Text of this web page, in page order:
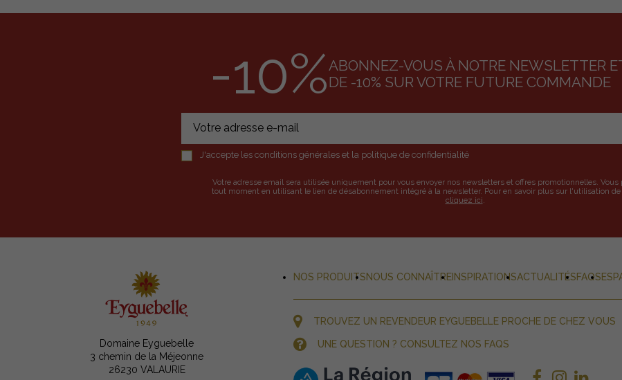
-10%ABONNEZ-VOUS À NOTRE NEWSLETTER
DE -10% SUR VOTRE FUTURE COMMANDE
J'accepte les conditions générales et la politique de confidentialité
Votre adresse email sera utilisée uniquement pour vous envoyer nos newsletters et offres promotionnelles. Vous
tout moment en utilisant le lien de désabonnement intégré à la newsletter. Pour en savoir plus sur l'utilisation de
cliquez ici
Domaine Eyguebelle
3 chemin de la Méjeonne
26230 VALAURIE
NOS PRODUITSNOUS CONNAÎTRE INSPIRATIONSACTUALITÉSFAQS
TROUVEZ UN REVENDEUR EYGUEBELLE PROCHE DE CHEZ VOUS
UNE QUESTION ? CONSULTEZ NOS FAQS